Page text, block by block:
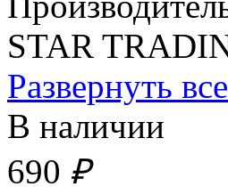
STAR
Развернуть
В наличии
690 ₽